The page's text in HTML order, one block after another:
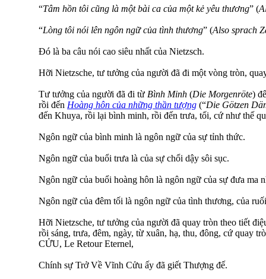
“Tâm hồn tôi cũng là một bài ca của một kẻ yêu thương” (
“Lòng tôi nói lên ngôn ngữ của tình thương” (Also sprach
Đó là ba câu nói cao siêu nhất của Nietzsch.
Hỡi Nietzsche, tư tưởng của người đã đi một vòng tròn,
Tư tưởng của người đã đi từ Bình Minh (Die Morgenröte)
rồi đến Hoàng hôn của những thần tượng (“Die Götzen
đến Khuya, rồi lại bình minh, rồi đến trưa, tối, cứ như thế
Ngôn ngữ của bình minh là ngôn ngữ của sự tỉnh thức.
Ngôn ngữ của buổi trưa là của sự chổi dậy sôi sục.
Ngôn ngữ của buổi hoàng hôn là ngôn ngữ của sự đưa ma
Ngôn ngữ của đêm tối là ngôn ngữ của tình thương, của
Hỡi Nietzsche, tư tưởng của người đã quay tròn theo tiết
rồi sáng, trưa, đêm, ngày, từ xuân, hạ, thu, đông, cứ quay
CỬU, Le Retour Eternel,
Chính sự Trở Về Vĩnh Cửu ấy đã giết Thượng đế.